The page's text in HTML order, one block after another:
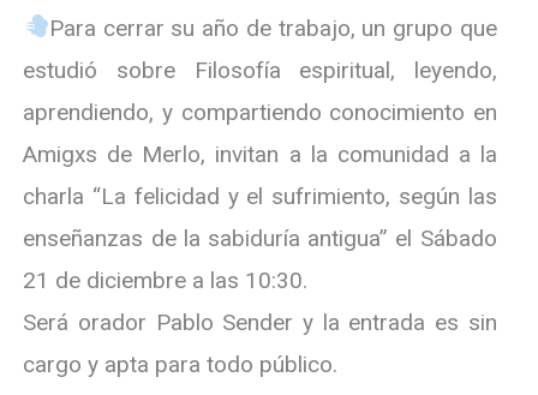
Para cerrar su año de trabajo, un grupo que
estudió sobre Filosofía espiritual, leyendo,
aprendiendo, y compartiendo conocimiento en
Amigxs de Merlo, invitan a la comunidad a la
charla “La felicidad y el sufrimiento, según las
enseñanzas de la sabiduría antigua” el Sábado
21 de diciembre a las 10:30.
Será orador Pablo Sender y la entrada es sin
cargo y apta para todo público.